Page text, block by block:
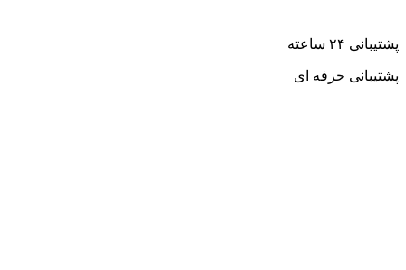
پشتیبانی ۲۴ ساعته
پشتیبانی حرفه ای